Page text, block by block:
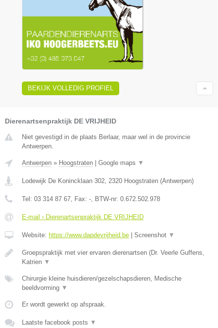
BEKIJK VOLLEDIG PROFIEL
Dierenartsenpraktijk DE VRIJHEID
Niet gevestigd in de plaats Berlaar, maar wel in de provincie
Antwerpen.
Antwerpen » Hoogstraten | Google maps ▼
Lodewijk De Konincklaan 302 2320 Hoogstraten (Antwerpen)
Tel: 03 314 87 67 , Fax: - , BTW-nr: 0.672.502.978
E-mail › Dierenartsenpraktijk DE VRIJHEID
Website: https://www.dapdevrijheid.be | Screenshot ▼
Groepspraktijk met vier ervaren dierenartsen (Dr. Veerle Guffens,
Katrien ▼
Chirurgie kleine huisdieren/gezelschapsdieren, Medische
beeldvorming ▼
Er wordt gewerkt op afspraak.
Laatste facebook posts ▼